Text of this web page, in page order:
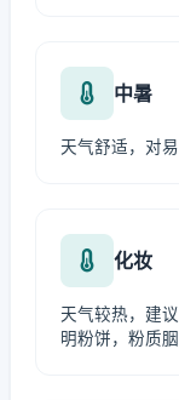
中暑
天气舒适，对
化妆
天气较热，建
明粉饼，粉质胭